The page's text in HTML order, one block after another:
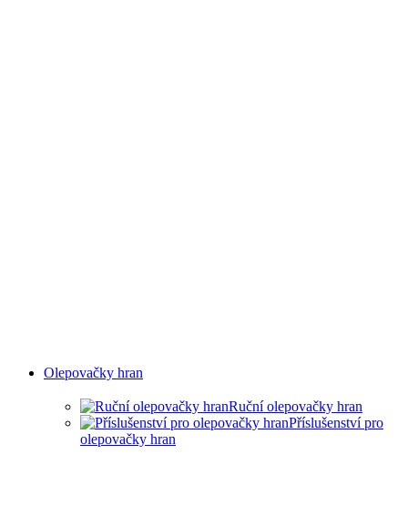
Olepovačky hran
Ruční olepovačky hran
Příslušenství pro
olepovačky hran